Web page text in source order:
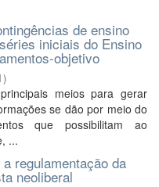
de ensino
iniciais do Ensino
objetivo
)
meios para gerar
se dão por meio do
que possibilitam ao
...
regulamentação da
neoliberal